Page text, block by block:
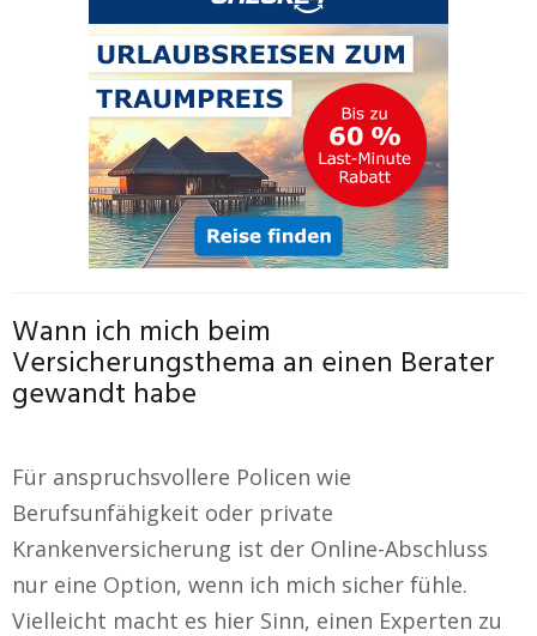
Wann ich mich beim
Versicherungsthema an einen Berater
gewandt habe
Für anspruchsvollere Policen wie
Berufsunfähigkeit oder private
Krankenversicherung ist der Online-Abschluss
nur eine Option, wenn ich mich sicher fühle.
Vielleicht macht es hier Sinn, einen Experten zu